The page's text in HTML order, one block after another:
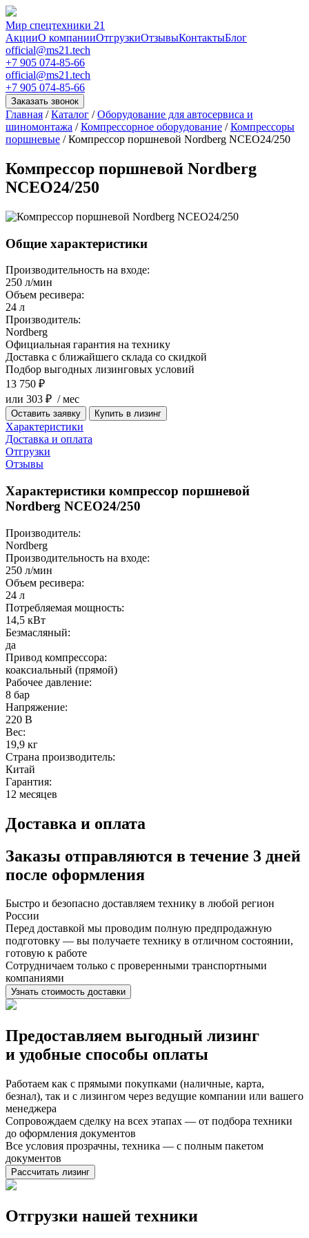
Мир спецтехники 21
АкцииО компанииОтгрузкиОтзывыКонтактыБлог
official@ms21.tech
+7 905 074-85-66
official@ms21.tech
+7 905 074-85-66
Заказать звонок
Главная /Каталог /Оборудование для автосервиса и
шиномонтажа /Компрессорное оборудование /Компрессоры
поршневые /Компрессор поршневой Nordberg NCEO24/250
Компрессор поршневой Nordberg
NCEO24/250
Общие характеристики
Производительность на входе:
250 л/мин
Объем ресивера:
24 л
Производитель:
Nordberg
Официальная гарантия на технику
Доставка с ближайшего склада со скидкой
Подбор выгодных лизинговых условий
13 750 ₽
или 303 ₽ / мес
Оставить заявку Купить в лизинг
Характеристики
Доставка и оплата
Отгрузки
Отзывы
Характеристики компрессор поршневой
Nordberg NCEO24/250
Производитель:
Nordberg
Производительность на входе:
250 л/мин
Объем ресивера:
24 л
Потребляемая мощность:
14,5 кВт
Безмасляный:
да
Привод компрессора:
коаксиальный (прямой)
Рабочее давление:
8 бар
Напряжение:
220 В
Вес:
19,9 кг
Страна производитель:
Китай
Гарантия:
12 месяцев
Доставка и оплата
Заказы отправляются в течение 3 дней
после оформления
Быстро и безопасно доставляем технику в любой регион
России
Перед доставкой мы проводим полную предпродажную
подготовку — вы получаете технику в отличном состоянии,
готовую к работе
Сотрудничаем только с проверенными транспортными
компаниями
Узнать стоимость доставки
Предоставляем выгодный лизинг
и удобные способы оплаты
Работаем как с прямыми покупками (наличные, карта,
безнал), так и с лизингом через ведущие компании или вашего
менеджера
Сопровождаем сделку на всех этапах — от подбора техники
до оформления документов
Все условия прозрачны, техника — с полным пакетом
документов
Рассчитать лизинг
Отгрузки нашей техники